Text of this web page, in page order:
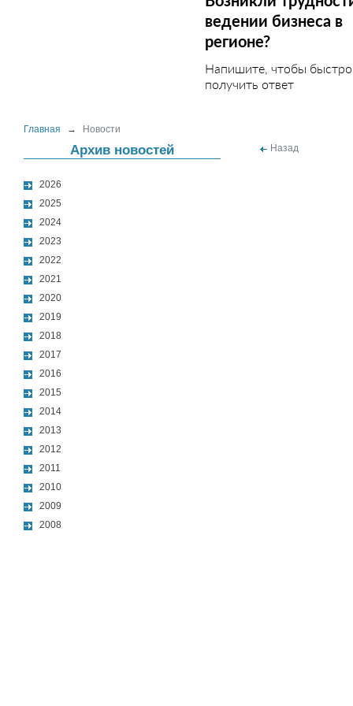
ведении бизнеса в
регионе?
Напишите, чтобы быстро
получить ответ
Главная → Новости
Архив новостей
2026
2025
2024
2023
2022
2021
2020
2019
2018
2017
2016
2015
2014
2013
2012
2011
2010
2009
2008
Назад